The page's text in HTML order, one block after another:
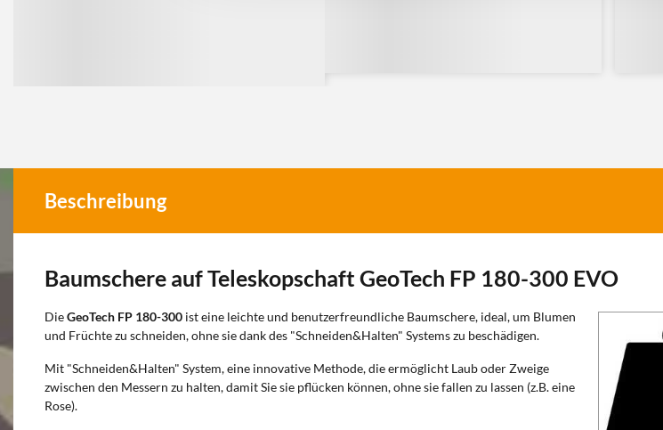
Beschreibung
Baumschere auf Teleskopschaft GeoTech FP 180-300 EVO
DieGeoTech FP 180-300 ist eine leichte und benutzerfreundliche Baumschere, ideal, um Blumen
und Früchte zu schneiden, ohne sie dank des "Schneiden&Halten" Systems zu beschädigen.
Mit "Schneiden&Halten" System, eine innovative Methode, die ermöglicht Laub oder Zweige
zwischen den Messern zu halten, damit Sie sie pflücken können, ohne sie fallen zu lassen (z.B. eine
Rose).